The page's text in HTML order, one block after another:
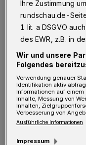
Foto: Dipl.-Des. Michael Römer
D eshalb hat
und
Alleingang ein
über 50
Ihre Zustimmung
rundschau.de-
1 lit. a DSGVO
des EWR, z.B. in
Wir und unsere
Folgendes
Verwendung genauer
Identifikation aktiv
Informationen auf einem
Inhalte, Messung von
Inhalten,
Verbesserung von
Ausführliche Informationen
Impressum